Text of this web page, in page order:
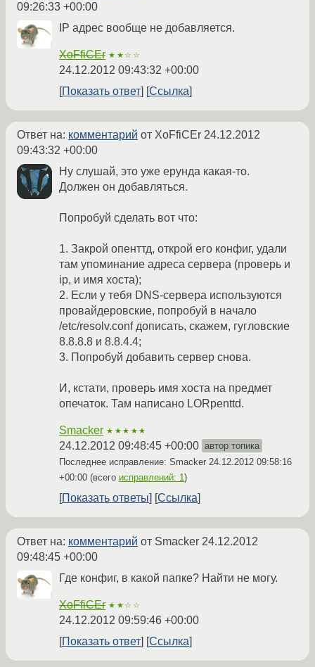
09:26:33 +00:00
IP адрес вообще не добавляется.
XoFfiCEr ★★☆☆
24.12.2012 09:43:32 +00:00
Показать ответ
Ссылка
Ответ на: комментарий от XoFfiCEr 24.12.2012
09:43:32 +00:00
Ну слушай, это уже ерунда какая-то.
Должен он добавляться.
Попробуй сделать вот что:
1. Закрой опенттд, открой его конфиг, удали
там упоминание адреса сервера (проверь и
ip, и имя хоста);
2. Если у тебя DNS-сервера используются
провайдеровские, попробуй в начало
/etc/resolv.conf дописать, скажем, гугловские
8.8.8.8 и 8.8.4.4;
3. Попробуй добавить сервер снова.
И, кстати, проверь имя хоста на предмет
опечаток. Там написано LORpenttd.
Smacker ★★★★★
24.12.2012 09:48:45 +00:00 автор топика
Последнее исправление: Smacker 24.12.2012 09:58:16
+00:00 (всего исправлений: 1)
Показать ответы Ссылка
Ответ на: комментарий от Smacker 24.12.2012
09:48:45 +00:00
Где конфиг, в какой папке? Найти не могу.
XoFfiCEr ★★☆☆
24.12.2012 09:59:46 +00:00
Показать ответ
Ссылка